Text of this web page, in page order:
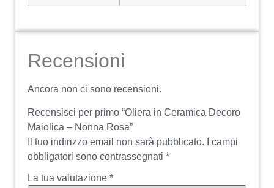
Recensioni
Ancora non ci sono recensioni.
Recensisci per primo “Oliera in Ceramica Decoro
Maiolica – Nonna Rosa”
Il tuo indirizzo email non sarà pubblicato.
I campi
obbligatori sono contrassegnati *
La tua valutazione *